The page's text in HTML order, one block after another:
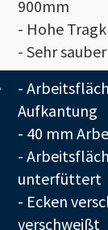
900mm
- Hohe
- Sehr
-
Aufkantung
- 40 mm
-
unterfüttert
- Ecken
verschweißt